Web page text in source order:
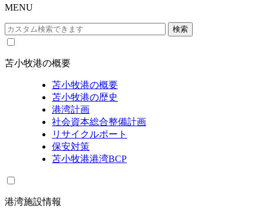
MENU
苫小牧港の概要
苫小牧港の概要
苫小牧港の歴史
港湾計画
社会資本総合整備計画
リサイクルポート
保安対策
苫小牧港港湾BCP
港湾施設情報